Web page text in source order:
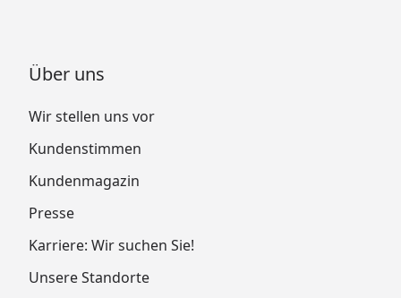
Über uns
Wir stellen uns vor
Kundenstimmen
Kundenmagazin
Presse
Karriere: Wir suchen Sie!
Unsere Standorte